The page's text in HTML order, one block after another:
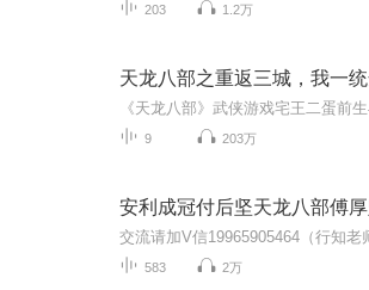
203 1.2万
天龙八部之重返三城，我一
9 203万
安利成冠付后坚天龙八部傅
583 2万